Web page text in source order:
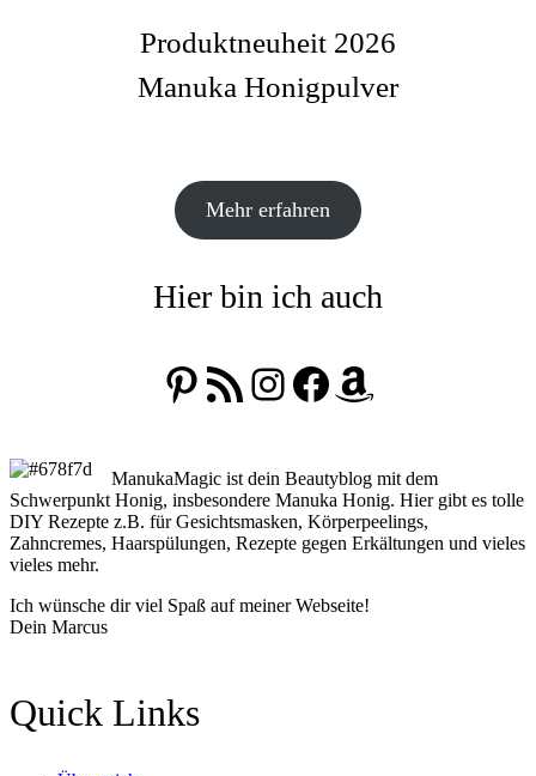
Produktneuheit 2026
Manuka Honigpulver
Mehr erfahren
Hier bin ich auch
Pinterest
RSS-FeedInstagram
Facebook
Amazon
ManukaMagic ist dein Beautyblog mit dem
Schwerpunkt Honig, insbesondere Manuka Honig. Hier gibt es tolle
DIY Rezepte z.B. für Gesichtsmasken, Körperpeelings,
Zahncremes, Haarspülungen, Rezepte gegen Erkältungen und vieles
vieles mehr.
Ich wünsche dir viel Spaß auf meiner Webseite!
Dein Marcus
Quick Links